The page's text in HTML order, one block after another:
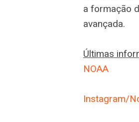
a formação
avançada.
Últimas
NOAA
Instagram/